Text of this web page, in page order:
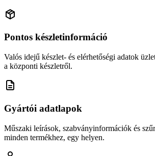
Pontos készletinformáció
Valós idejű készlet- és elérhetőségi adatok
a központi készletről.
Gyártói adatlapok
Műszaki leírások, szabványinformációk és
minden termékhez, egy helyen.